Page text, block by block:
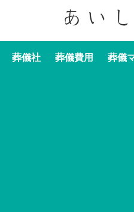
葬儀社 葬儀費用 葬儀